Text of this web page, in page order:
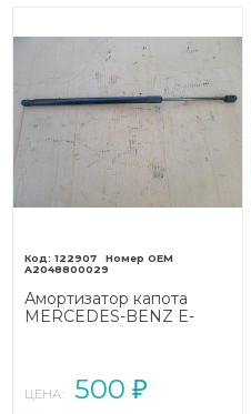
122907
A2048800029
Амортизатор капота
MERCEDES-BENZ E-
ЦЕНА: 500 ₽